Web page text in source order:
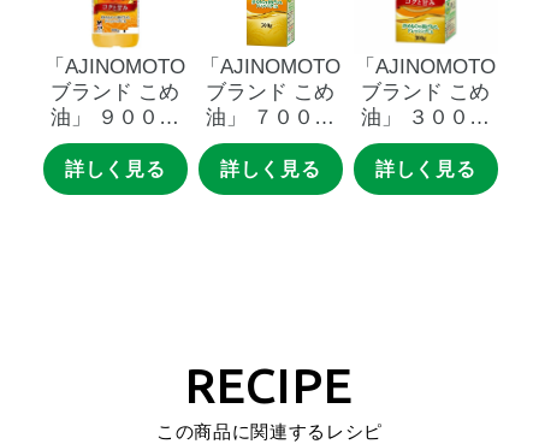
「AJINOMOTO
ブランド こめ
油」
９００ｇ
エコボトル
詳しく見る
「AJINOMOTO
ブランド こめ
油」
７００ｇ
スマートグリー
ンパック
詳しく見る
「AJINOMOTO
ブランド こめ
油」
３００ｇ
スマートグリー
ンパック
詳しく見る
RECIPE
この商品に関連するレシピ